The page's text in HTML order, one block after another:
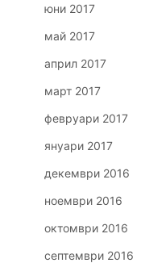
юни 2017
май 2017
април 2017
март 2017
февруари 2017
януари 2017
декември 2016
ноември 2016
октомври 2016
септември 2016